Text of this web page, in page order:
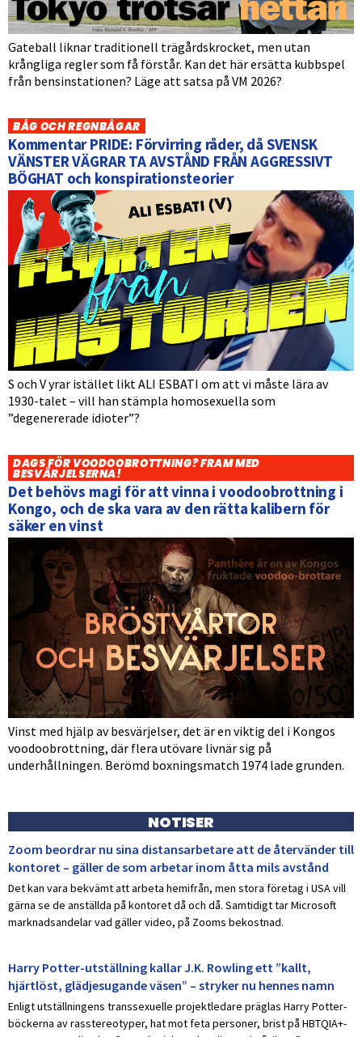
Gateball liknar traditionell trägårdskrocket, men utan
krångliga regler som få förstår. Kan det här ersätta kubbspel
från bensinstationen? Läge att satsa på VM 2026?
BÅG OCH REGNBÅGAR
Kommentar PRIDE: Förvirring råder, då SVENSK
VÄNSTER VÄGRAR TA AVSTÅND FRÅN AGGRESSIVT
BÖGHAT och konspirationsteorier
S och V yrar istället likt ALI ESBATI om att vi måste lära av
1930-talet – vill han stämpla homosexuella som
”degenererade idioter”?
DAGS FÖR VOODOOBROTTNING? FRAM MED
BESVÄRJELSERNA!
Det behövs magi för att vinna i voodoobrottning i
Kongo, och de ska vara av den rätta kalibern för
säker en vinst
Vinst med hjälp av besvärjelser, det är en viktig del i Kongos
voodoobrottning, där flera utövare livnär sig på
underhållningen. Berömd boxningsmatch 1974 lade grunden.
NOTISER
Zoom beordrar nu sina distansarbetare att de återvänder till
kontoret – gäller de som arbetar inom åtta mils avstånd
Det kan vara bekvämt att arbeta hemifrån, men stora företag i USA vill
gärna se de anställda på kontoret då och då. Samtidigt tar Microsoft
marknadsandelar vad gäller video, på Zooms bekostnad.
Harry Potter-utställning kallar J.K. Rowling ett ”kallt,
hjärtlöst, glädjesugande väsen” – stryker nu hennes namn
Enligt utställningens transsexuelle projektledare präglas Harry Potter-
böckerna av rasstereotyper, hat mot feta personer, brist på HBTQIA+-